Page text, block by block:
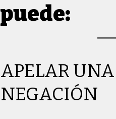
puede:
APELAR UNA
NEGACIÓN